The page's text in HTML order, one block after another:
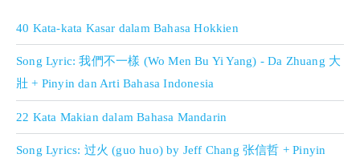
40 Kata-kata Kasar dalam Bahasa Hokkien
Song Lyric: 我們不一樣 (Wo Men Bu Yi Yang) - Da Zhuang 大
壯 + Pinyin dan Arti Bahasa Indonesia
22 Kata Makian dalam Bahasa Mandarin
Song Lyrics: 过火 (guo huo) by Jeff Chang 张信哲 + Pinyin